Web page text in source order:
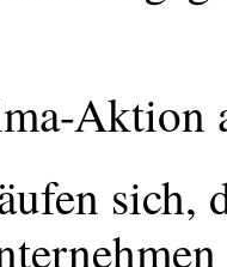
Aktion
sich,